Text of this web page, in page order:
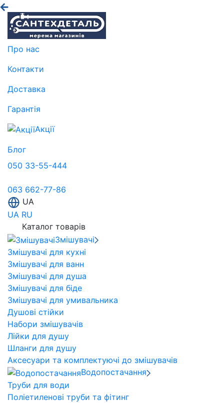
Про нас
Контакти
Доставка
Гарантія
Акції
Блог
050 33-55-444
063 662-77-86
UA
UA RU
Каталог товарів
Змішувачі
Змішувачі для кухні
Змішувачі для ванн
Змішувачі для душа
Змішувачі для біде
Змішувачі для умивальника
Душові стійки
Набори змішувачів
Лійки для душу
Шланги для душу
Аксесуари та комплектуючі до змішувачів
Водопостачання
Труби для води
Поліетиленові труби та фітинг